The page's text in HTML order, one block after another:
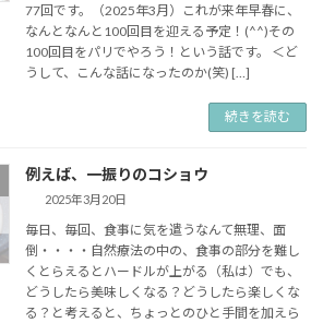
77回です。（2025年3月）これが来年早春に、
なんとなんと100回目を迎える予定！(^^)その
100回目をパリでやろう！という話です。 ＜ど
うして、こんな話になったのか(笑) […]
続きを読む
例えば、一振りのコショウ
2025年3月20日
毎日、毎回、食事に気を遣うなんて無理、面
倒・・・・自然療法の中の、食事の部分を難し
くとらえるとハードルが上がる（私は）でも、
どうしたら美味しくなる？どうしたら楽しくな
る？と考えると、ちょっとのひと手間を加えら